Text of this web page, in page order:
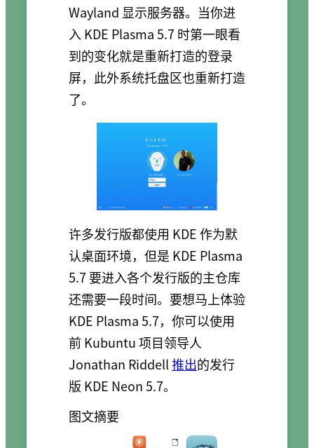
Wayland 显示服务器。当你进
入 KDE Plasma 5.7 时第一眼看
到的变化就是重新打造的登录
屏，此外系统托盘区也重新打造
了。
许多发行版都使用 KDE 作为默
认桌面环境，但是 KDE Plasma
5.7 要进入各个发行版的主仓库
还需要一段时间。要想马上体验
KDE Plasma 5.7，你可以使用
前 Kubuntu 项目领导人
Jonathan Riddell推出的发行
版 KDE Neon 5.7。
图文摘要